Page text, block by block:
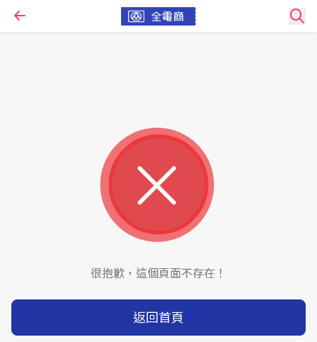
很抱歉，這個頁面不存在！
返回首頁